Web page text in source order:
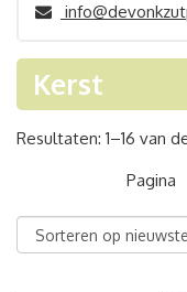
Kerst
Resultaten: 1–16 van
Pagina